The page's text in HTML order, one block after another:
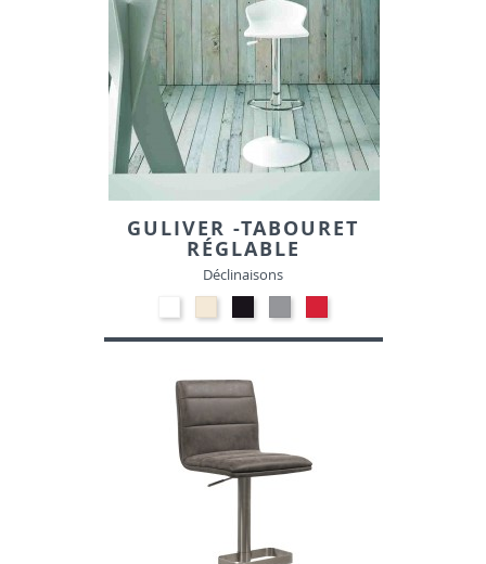
GULIVER -TABOURET
RÉGLABLE
Déclinaisons
-
Blanc
-
Beige
-
Noir
-
Gris
-
Rouge